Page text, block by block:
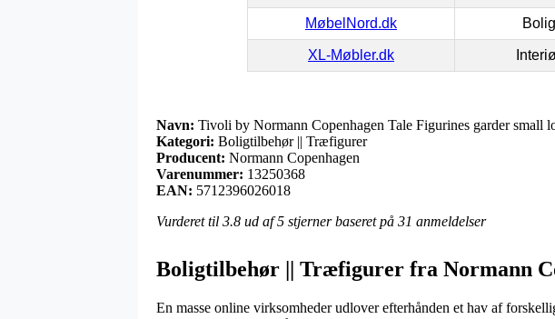
MøbelNord.dk Bolig
XL-Møbler.dk
Navn: Tivoli by Normann Copenhagen Tale Figurines garder small
Kategori: Boligtilbehør || Træfigurer
Producent: Normann Copenhagen
Varenummer: 13250368
EAN: 5712396026018
Vurderet til 3.8 ud af 5 stjerner baseret på 31 anmeldelser
Boligtilbehør || Træfigurer fra Normann
En masse online virksomheder udlover efterhånden et hav af